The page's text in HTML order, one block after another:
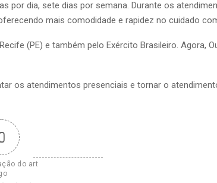
dia, sete dias por semana. Durante os
mais comodidade e rapidez no cuidado
(PE) e também pelo Exército Brasileiro. Agora,
os atendimentos presenciais e tornar o
do art